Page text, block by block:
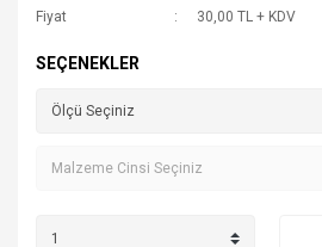
Fiyat
30,00 TL + KDV
SEÇENEKLER